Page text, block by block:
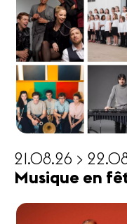
21.08.26 >
Musique en